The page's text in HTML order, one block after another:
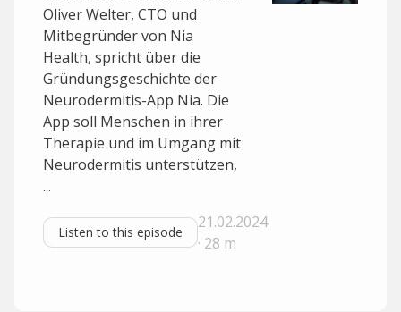
Oliver Welter, CTO und
Mitbegründer von Nia
Health, spricht über die
Gründungsgeschichte der
Neurodermitis-App Nia. Die
App soll Menschen in ihrer
Therapie und im Umgang mit
Neurodermitis unterstützen,
...
Listen to this episode
21.02.2024
· 28 m